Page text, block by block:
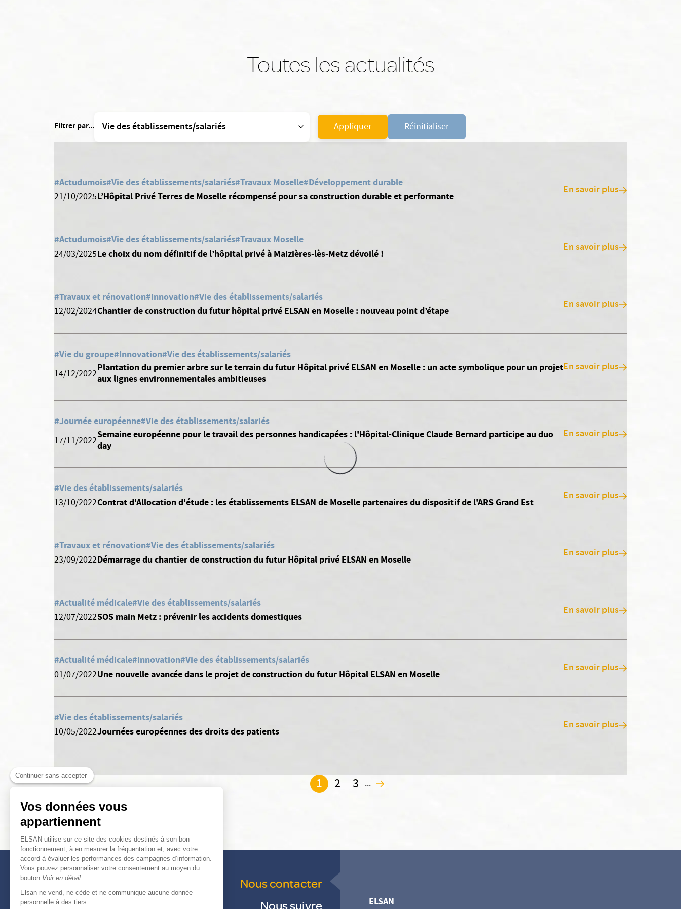
Continuer sans accepter
Vos données vous
appartiennent
ELSAN utilise sur ce site des cookies destinés à son bon
fonctionnement, à en mesurer la fréquentation et, avec votre
accord à évaluer les performances des campagnes d’information.
Vous pouvez personnaliser votre consentement au moyen du
bouton Voir en détail
Elsan ne vend, ne cède et ne communique aucune donnée
personnelle à des tiers.
Toutes les actualités
Filtrer par... Appliquer Réinitialiser
#Actudumois#Vie des établissements/salariés#Travaux Moselle#Développement durable
21/10/2025L’Hôpital Privé Terres de Moselle récompensé pour sa construction durable et performante En savoir plus
#Actudumois#Vie des établissements/salariés#Travaux Moselle
24/03/2025Le choix du nom définitif de l’hôpital privé à Maizières-lès-Metz dévoilé ! En savoir plus
#Travaux et rénovation#Innovation#Vie des établissements/salariés
12/02/2024Chantier de construction du futur hôpital privé ELSAN en Moselle : nouveau point d’étape En savoir plus
#Vie du groupe#Innovation#Vie des établissements/salariés
14/12/2022
Plantation du premier arbre sur le terrain du futur Hôpital privé ELSAN en Moselle : un acte symbolique pour un projet
aux lignes environnementales ambitieuses
En savoir plus
#Journée européenne#Vie des établissements/salariés
17/11/2022
Semaine européenne pour le travail des personnes handicapées : l'Hôpital-Clinique Claude Bernard participe au duo
day
En savoir plus
#Vie des établissements/salariés
13/10/2022Contrat d'Allocation d'étude : les établissements ELSAN de Moselle partenaires du dispositif de l'ARS Grand Est En savoir plus
#Travaux et rénovation#Vie des établissements/salariés
23/09/2022Démarrage du chantier de construction du futur Hôpital privé ELSAN en Moselle En savoir plus
#Actualité médicale#Vie des établissements/salariés
12/07/2022SOS main Metz : prévenir les accidents domestiques En savoir plus
#Actualité médicale#Innovation#Vie des établissements/salariés
01/07/2022Une nouvelle avancée dans le projet de construction du futur Hôpital ELSAN en Moselle En savoir plus
#Vie des établissements/salariés
10/05/2022Journées européennes des droits des patients En savoir plus
1 2 3 ... 2
Nous contacter
Nous suivre
ELSAN